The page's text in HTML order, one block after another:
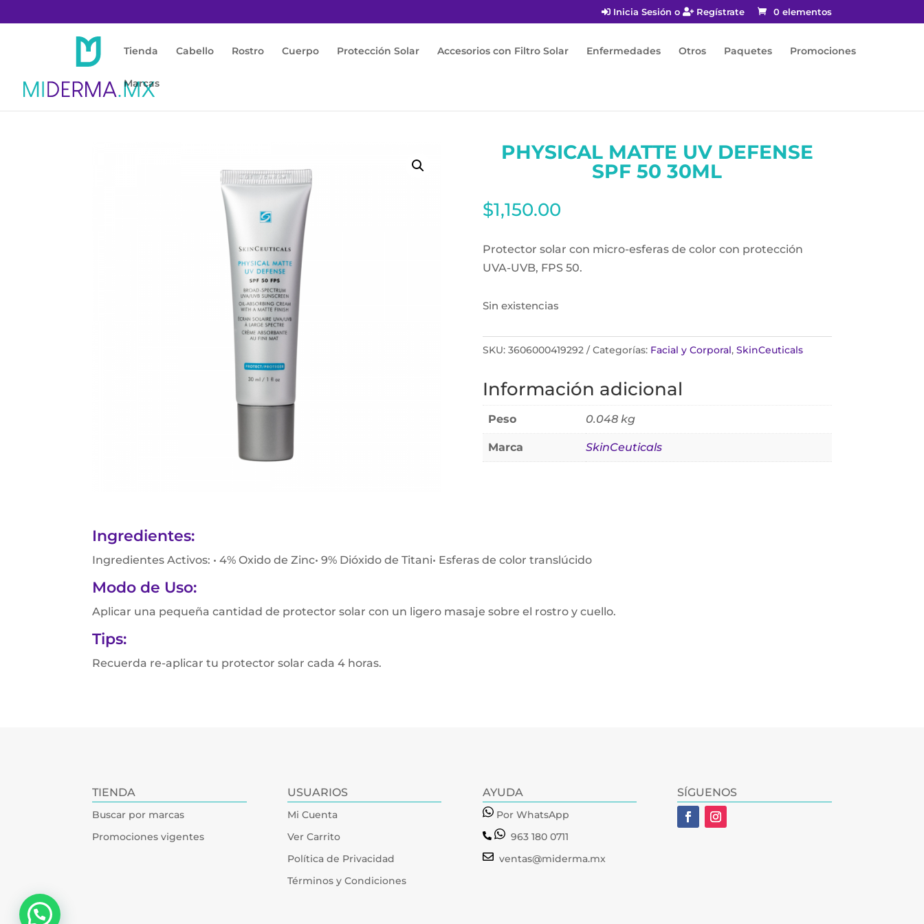
Inicia Sesión o Regístrate 0 elementos
Tienda Cabello Rostro Cuerpo Protección Solar Accesorios con Filtro Solar Enfermedades Otros Paquetes Promociones
Marcas
PHYSICAL MATTE UV DEFENSE
SPF 50 30ML
$1,150.00
Protector solar con micro-esferas de color con protección
UVA-UVB, FPS 50.
Sin existencias
SKU: 3606000419292 Categorías: Facial y Corporal, SkinCeuticals
Información adicional
Peso 0.048 kg
Marca SkinCeuticals
Ingredientes:
Ingredientes Activos: • 4% Oxido de Zinc• 9% Dióxido de Titani• Esferas de color translúcido
Modo de Uso:
Aplicar una pequeña cantidad de protector solar con un ligero masaje sobre el rostro y cuello.
Tips:
Recuerda re-aplicar tu protector solar cada 4 horas.
TIENDA
Buscar por marcas
Promociones vigentes
USUARIOS
Mi Cuenta
Ver Carrito
Política de Privacidad
Términos y Condiciones
AYUDA
Por WhatsApp
963 180 0711
ventas@miderma.mx
SÍGUENOS